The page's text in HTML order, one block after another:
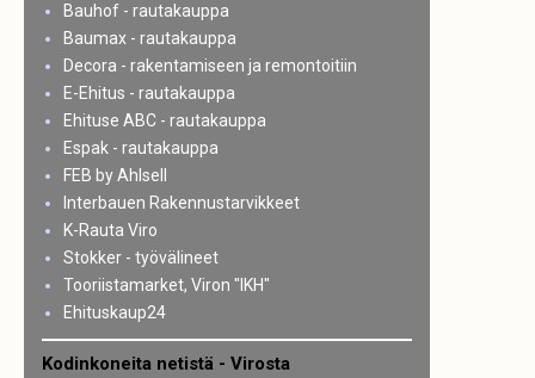
Bauhof - rautakauppa
Baumax - rautakauppa
Decora - rakentamiseen ja remontoitiin
E-Ehitus - rautakauppa
Ehituse ABC - rautakauppa
Espak - rautakauppa
FEB by Ahlsell
Interbauen Rakennustarvikkeet
K-Rauta Viro
Stokker - työvälineet
Tooriistamarket, Viron "IKH"
Ehituskaup24
Kodinkoneita netistä - Virosta